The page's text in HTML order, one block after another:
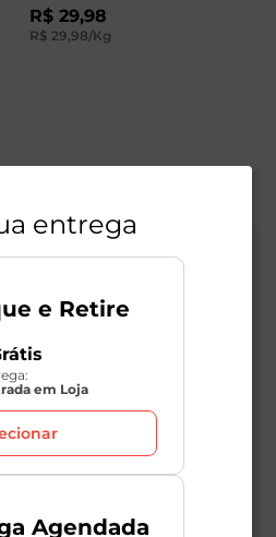
R$ 29,98
R$ 29,98/Kg
entrega
e Retire
em Loja
Agendada